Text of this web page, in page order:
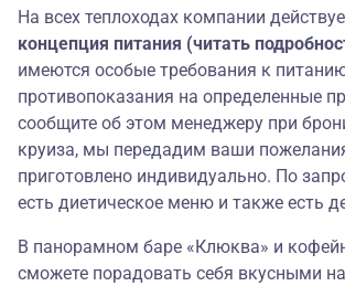
На всех теплоходах компании
концепция питания (читать
имеются особые требования к
противопоказания на определенные
сообщите об этом менеджеру при
круиза, мы передадим ваши
приготовлено индивидуально. По
есть диетическое меню и также есть
В панорамном баре «Клюква» и
сможете порадовать себя вкусными